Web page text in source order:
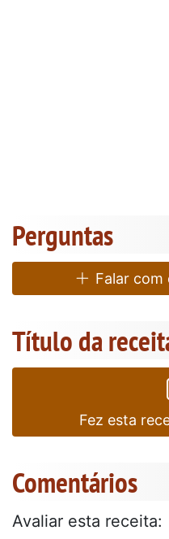
Perguntas
Falar com
Título da
Fez esta
Comentários
Avaliar esta receita: